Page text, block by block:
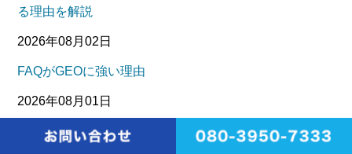
る理由を解説
2026年08月02日
FAQがGEOに強い理由
2026年08月01日
AIに引用される記事の書き方